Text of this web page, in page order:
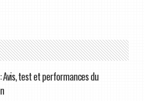
Avis, test et performances du